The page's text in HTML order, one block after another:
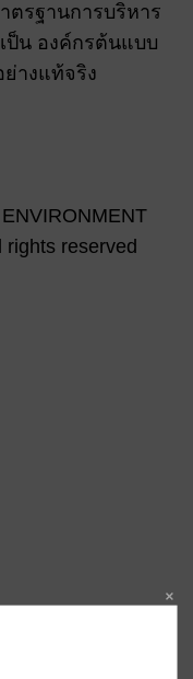
ตรฐานการบริหาร
ป็น องค์กรต้นแบบ
างแท้จริง
reserved